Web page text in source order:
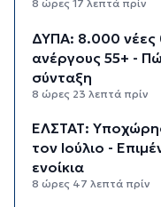
8 ώρες 17 λεπτά πρίν
ΔΥΠΑ: 8.000 νέες
ανέργους 55+ -
σύνταξη
8 ώρες 23 λεπτά πρίν
ΕΛΣΤΑΤ:
τον Ιούλιο -
ενοίκια
8 ώρες 47 λεπτά πρίν